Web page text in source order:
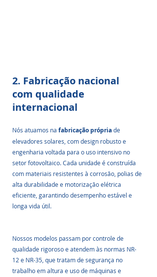
2. Fabricação nacional
com qualidade
internacional
Nós atuamos na fabricação própria de
elevadores solares, com design robusto e
engenharia voltada para o uso intensivo no
setor fotovoltaico. Cada unidade é construída
com materiais resistentes à corrosão, polias de
alta durabilidade e motorização elétrica
eficiente, garantindo desempenho estável e
longa vida útil.
Nossos modelos passam por controle de
qualidade rigoroso e atendem às normas NR-
12 e NR-35, que tratam de segurança no
trabalho em altura e uso de máquinas e